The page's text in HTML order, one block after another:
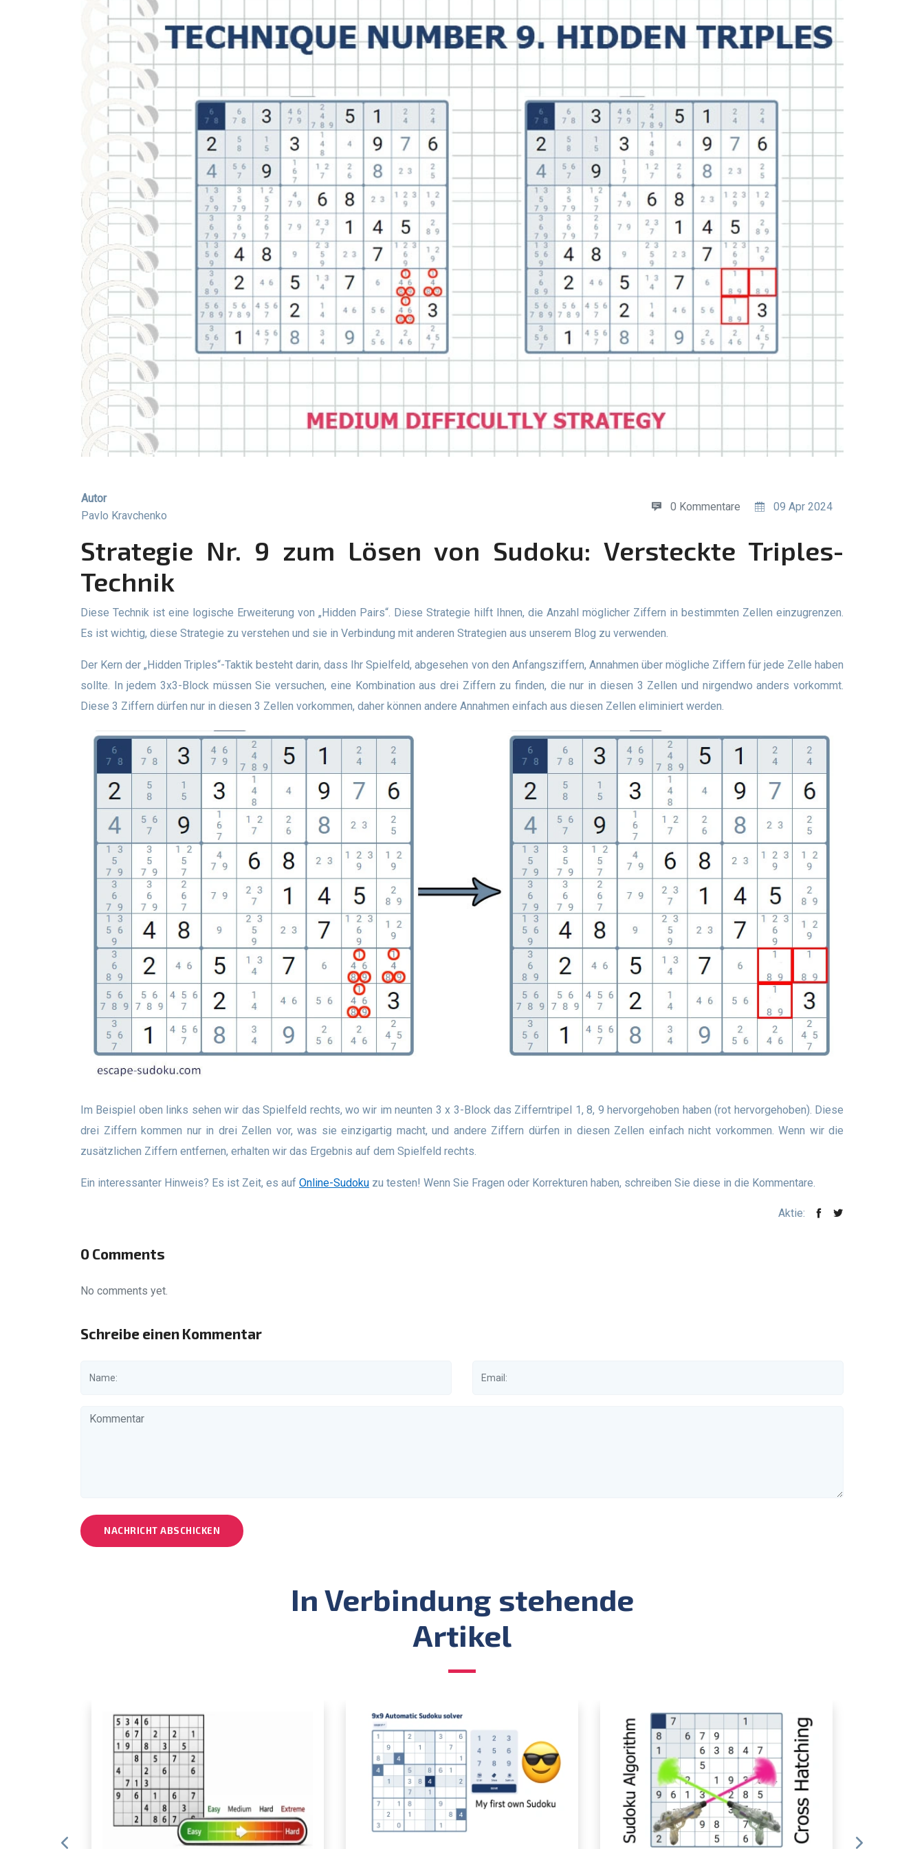
Autor
Pavlo Kravchenko
0 Kommentare 09 Apr 2024
Strategie Nr. 9 zum Lösen von Sudoku: Versteckte Triples-
Technik
Diese Technik ist eine logische Erweiterung von „Hidden Pairs“. Diese Strategie hilft Ihnen, die Anzahl möglicher Ziffern in bestimmten Zellen einzugrenzen.
Es ist wichtig, diese Strategie zu verstehen und sie in Verbindung mit anderen Strategien aus unserem Blog zu verwenden.
Der Kern der „Hidden Triples“-Taktik besteht darin, dass Ihr Spielfeld, abgesehen von den Anfangsziffern, Annahmen über mögliche Ziffern für jede Zelle haben
sollte. In jedem 3x3-Block müssen Sie versuchen, eine Kombination aus drei Ziffern zu finden, die nur in diesen 3 Zellen und nirgendwo anders vorkommt.
Diese 3 Ziffern dürfen nur in diesen 3 Zellen vorkommen, daher können andere Annahmen einfach aus diesen Zellen eliminiert werden.
Im Beispiel oben links sehen wir das Spielfeld rechts, wo wir im neunten 3 x 3-Block das Zifferntripel 1, 8, 9 hervorgehoben haben (rot hervorgehoben). Diese
drei Ziffern kommen nur in drei Zellen vor, was sie einzigartig macht, und andere Ziffern dürfen in diesen Zellen einfach nicht vorkommen. Wenn wir die
zusätzlichen Ziffern entfernen, erhalten wir das Ergebnis auf dem Spielfeld rechts.
Ein interessanter Hinweis? Es ist Zeit, es auf Online-Sudoku zu testen! Wenn Sie Fragen oder Korrekturen haben, schreiben Sie diese in die Kommentare.
Aktie:
0 Comments
No comments yet.
Schreibe einen Kommentar
NACHRICHT ABSCHICKEN
In Verbindung stehende
Artikel